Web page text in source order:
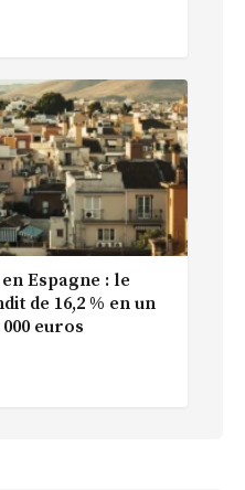
Espagne : le
de 16,2 % en un
euros